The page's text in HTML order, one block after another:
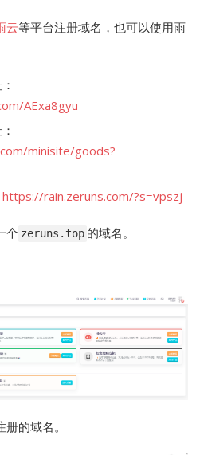
云等平台注册域名，也可以使用雨
AExa8gyu
minisite/goods?
https://rain.zeruns.com/?s=vpszj
个 zeruns.top 的域名。
的域名。